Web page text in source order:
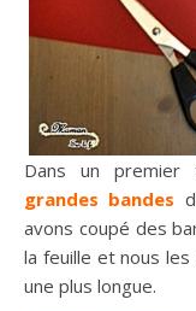
Dans un premier
grandes bandes
avons coupé des
la feuille et nous les
une plus longue.